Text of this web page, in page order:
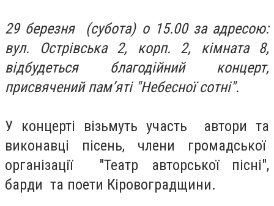
29 березня (субота) о 15.00 за адресою:
вул. Острівська 2, корп. 2, кімната 8,
вiдбудеться благодійний концерт,
присвячений пам’яті "Небесної сотні".
У концертi вiзьмуть участь автори та
виконавцi пiсень, члени громадської
органiзацiї "Театр авторської пісні",
барди та поети Кіровоградщини.